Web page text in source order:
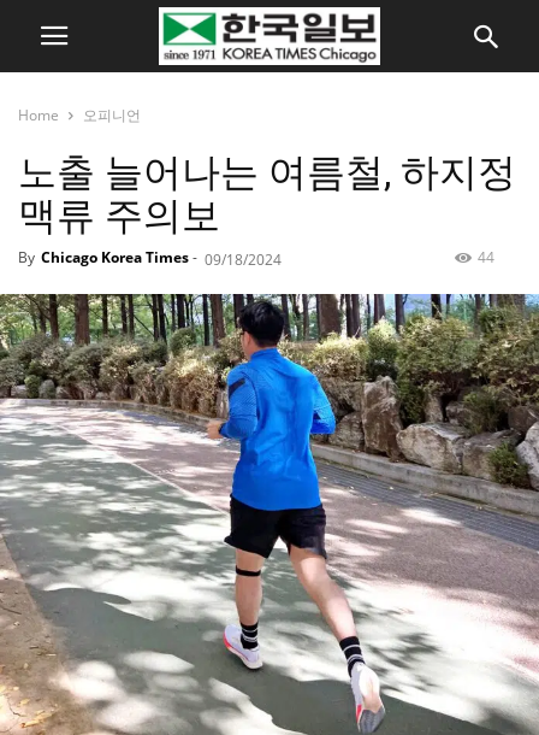
Home 오피니언
노출 늘어나는 여름철, 하지정
맥류 주의보
By Chicago Korea Times- 09/18/2024 44